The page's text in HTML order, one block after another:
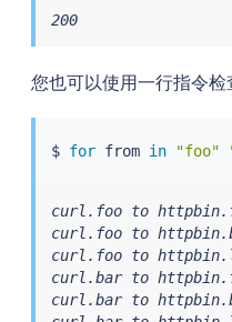
200
您也可以使用一行指令检
$ for from in "foo"
curl.foo to
curl.foo to
curl.foo to
curl.bar to
curl.bar to